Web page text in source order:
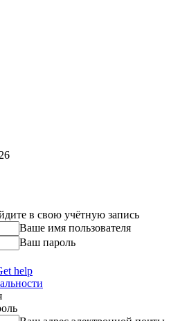
в свою учётную запись
Ваше имя пользователя
Ваш пароль
help